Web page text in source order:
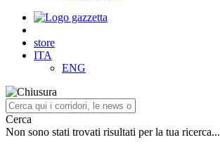
store
ITA
ENG
Cerca
Non sono stati trovati risultati per la tua ricerca...